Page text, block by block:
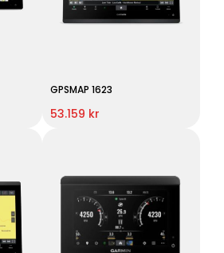
GPSMAP 1623
53.159 kr